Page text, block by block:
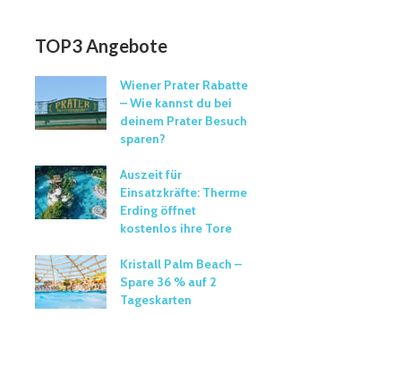
TOP3 Angebote
Wiener Prater Rabatte
– Wie kannst du bei
deinem Prater Besuch
sparen?
Auszeit für
Einsatzkräfte: Therme
Erding öffnet
kostenlos ihre Tore
Kristall Palm Beach –
Spare 36 % auf 2
Tageskarten